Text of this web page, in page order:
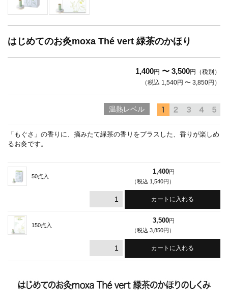
はじめてのお灸moxa Thé vert 緑茶のかほり
1,400円 〜 3,500円（税別）
（税込 1,540円 〜 3,850円）
温熱レベル
「もぐさ」の香りに、摘みたて緑茶の香りをプラスした、香りが楽しめ
るお灸です。
50点入
1,400円
（税込 1,540円）
150点入
3,500円
（税込 3,850円）